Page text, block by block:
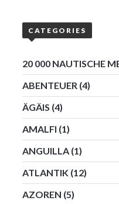
CATEGORIES
20 000 NAUTISCHE
ABENTEUER (4)
ÄGÄIS (4)
AMALFI (1)
ANGUILLA (1)
ATLANTIK (12)
AZOREN (5)